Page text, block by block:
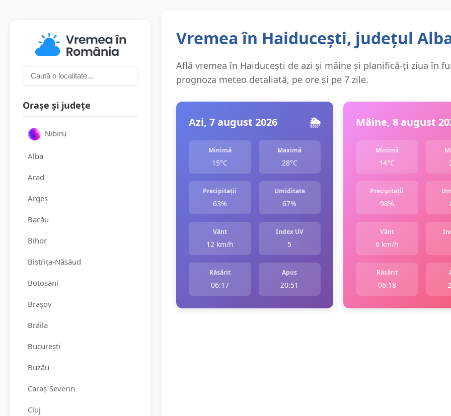
Orașe și județe
Nibiru
Alba
Arad
Argeș
Bacău
Bihor
Bistrița-Năsăud
Botoșani
Brașov
Brăila
București
Buzău
Caraș-Severin
Cluj
Vremea în Haiducești, județul
Află vremea în Haiducești de azi și mâine și planifică-ți ziua în
prognoza meteo detaliată, pe ore și pe 7 zile.
Azi, 7 august 2026 🌦️
Minimă
15°C
Maximă
28°C
Precipitații
63%
Umiditate
67%
Vânt
12 km/h
Index UV
5
Răsărit
06:17
Apus
20:51
Mâine, 8 august
Minimă
14°C
Precipitații
98%
Vânt
6 km/h
Răsărit
06:18